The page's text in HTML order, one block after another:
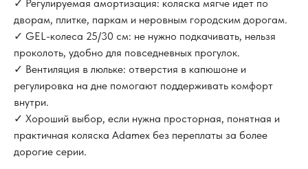
✓ Регулируемая амортизация: коляска мягче идет по
дворам, плитке, паркам и неровным городским дорогам.
✓ GEL-колеса 25/30 см: не нужно подкачивать, нельзя
проколоть, удобно для повседневных прогулок.
✓ Вентиляция в люльке: отверстия в капюшоне и
регулировка на дне помогают поддерживать комфорт
внутри.
✓ Хороший выбор, если нужна просторная, понятная и
практичная коляска Adamex без переплаты за более
дорогие серии.